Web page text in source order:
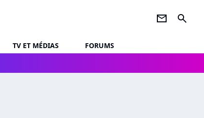
newsletter search
TV ET MÉDIAS
FORUMS